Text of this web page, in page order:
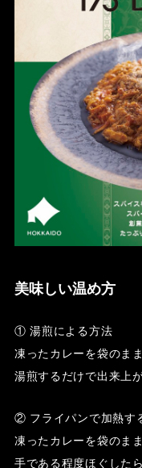
美味しい温め方
① 湯煎による方法
凍ったカレーを袋のま
湯煎するだけで出来上
② フライパンで加熱す
凍ったカレーを袋のま
手である程度ほぐした